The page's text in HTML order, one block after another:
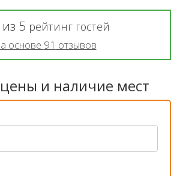
из 5 рейтинг гостей
основе 91 отзывов
и наличие мест